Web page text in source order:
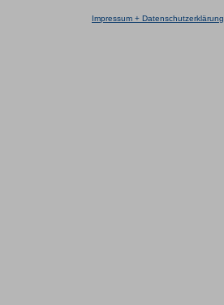
Impressum + Datenschutzerklärung